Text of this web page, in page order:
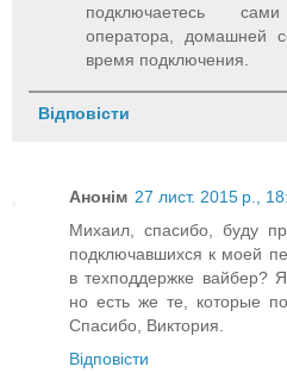
подключаетесь
оператора, домашней
время подключения.
Відповісти
Анонім 27 лист. 2015 р.,
Михаил, спасибо, буду
подключавшихся к моей
в техподдержке вайбер?
но есть же те, которые
Спасибо, Виктория.
Відповісти